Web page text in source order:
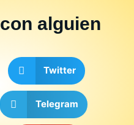
con alguien
Twitter
Telegram